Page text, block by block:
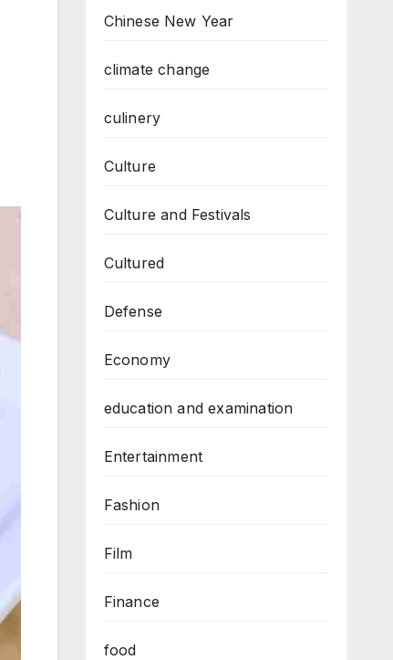
Chinese New Year
climate change
culinery
Culture
Culture and Festivals
Cultured
Defense
Economy
education and examination
Entertainment
Fashion
Film
Finance
food